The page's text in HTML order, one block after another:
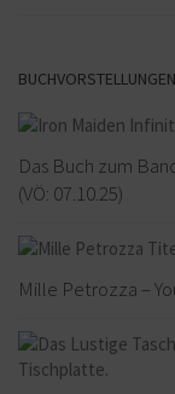
BUCHVORSTELLUNGEN
Das Buch zum
(VÖ: 07.10.25)
Mille Petrozza –